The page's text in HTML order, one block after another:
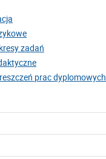
zadań
prac dyplomowych